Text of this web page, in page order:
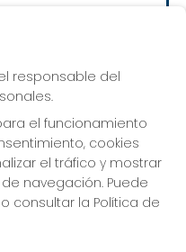
responsable del
el funcionamiento
cookies
el tráfico y mostrar
navegación. Puede
consultar la Política de